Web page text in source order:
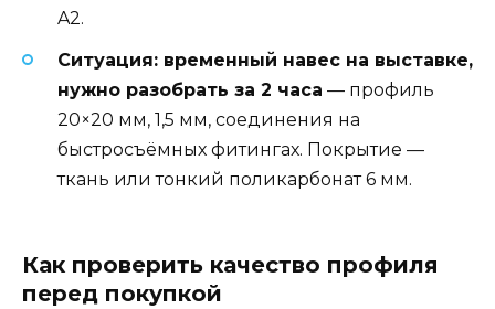
A2.
Ситуация: временный навес на выставке,
нужно разобрать за 2 часа — профиль
20×20 мм, 1,5 мм, соединения на
быстросъёмных фитингах. Покрытие —
ткань или тонкий поликарбонат 6 мм.
Как проверить качество профиля
перед покупкой